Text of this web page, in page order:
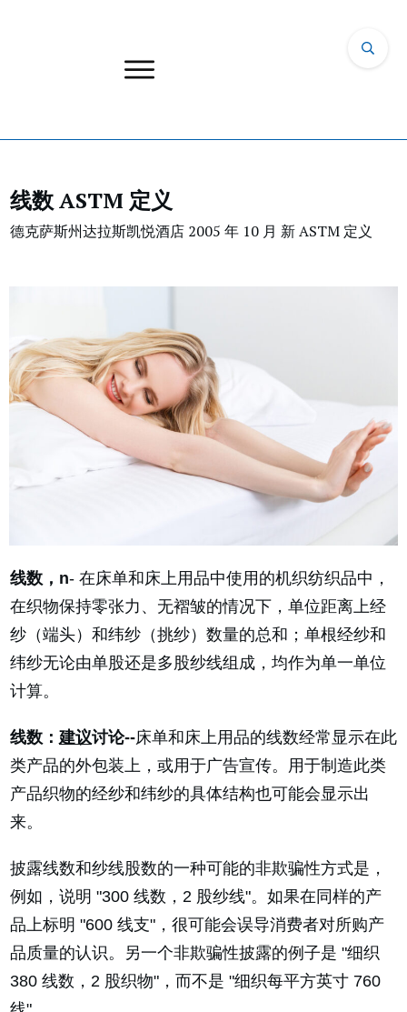
线数 ASTM 定义
德克萨斯州达拉斯凯悦酒店 2005 年 10 月 新 ASTM 定义
线数，n- 在床单和床上用品中使用的机织纺织品中，
在织物保持零张力、无褶皱的情况下，单位距离上经
纱（端头）和纬纱（挑纱）数量的总和；单根经纱和
纬纱无论由单股还是多股纱线组成，均作为单一单位
计算。
线数： 建议讨论--床单和床上用品的线数经常显示在此
类产品的外包装上，或用于广告宣传。用于制造此类
产品织物的经纱和纬纱的具体结构也可能会显示出
来。
披露线数和纱线股数的一种可能的非欺骗性方式是，
例如，说明 "300 线数，2 股纱线"。如果在同样的产
品上标明 "600 线支"，很可能会误导消费者对所购产
品质量的认识。另一个非欺骗性披露的例子是 "细织
380 线数，2 股织物"，而不是 "细织每平方英寸 760